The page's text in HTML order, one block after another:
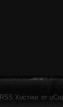
RSS Хостинг от